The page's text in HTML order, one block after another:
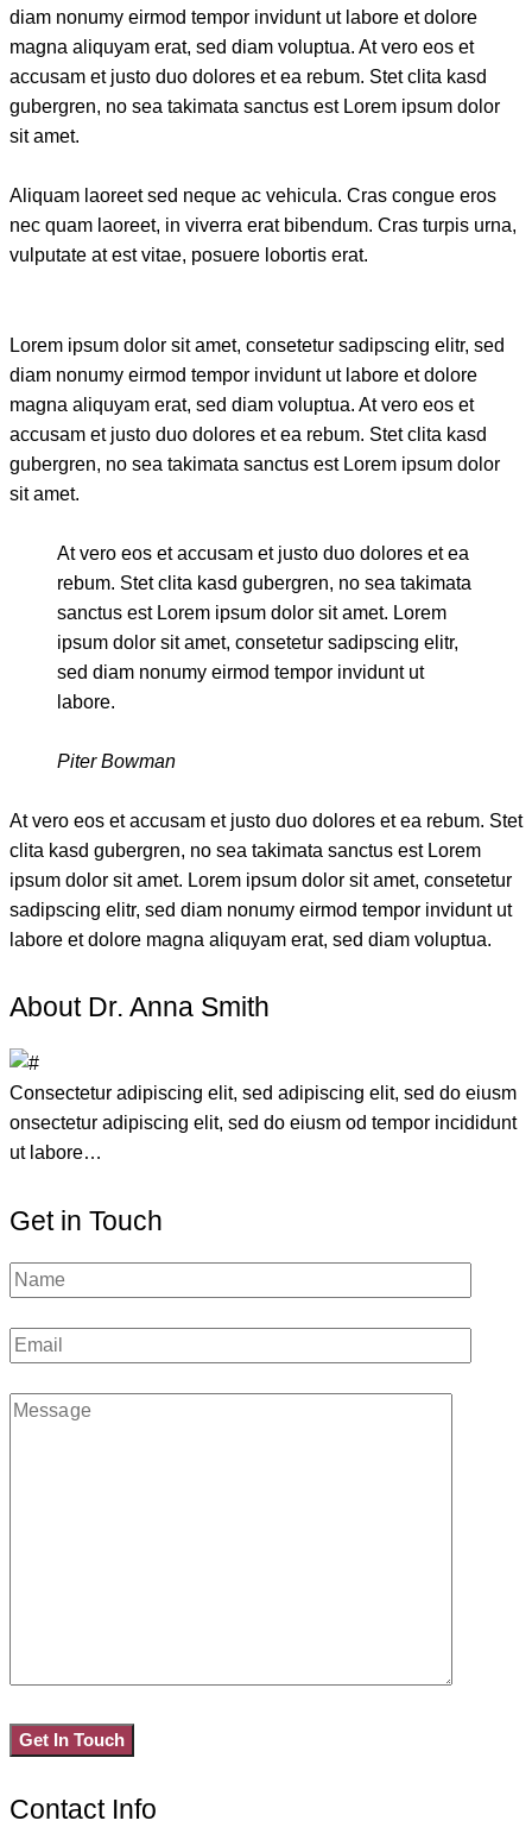
diam nonumy eirmod tempor invidunt ut labore et dolore
magna aliquyam erat, sed diam voluptua. At vero eos et
accusam et justo duo dolores et ea rebum. Stet clita kasd
gubergren, no sea takimata sanctus est Lorem ipsum dolor
sit amet.
Aliquam laoreet sed neque ac vehicula. Cras congue eros
nec quam laoreet, in viverra erat bibendum. Cras turpis urna,
vulputate at est vitae, posuere lobortis erat.
Lorem ipsum dolor sit amet, consetetur sadipscing elitr, sed
diam nonumy eirmod tempor invidunt ut labore et dolore
magna aliquyam erat, sed diam voluptua. At vero eos et
accusam et justo duo dolores et ea rebum. Stet clita kasd
gubergren, no sea takimata sanctus est Lorem ipsum dolor
sit amet.
At vero eos et accusam et justo duo dolores et ea
rebum. Stet clita kasd gubergren, no sea takimata
sanctus est Lorem ipsum dolor sit amet. Lorem
ipsum dolor sit amet, consetetur sadipscing elitr,
sed diam nonumy eirmod tempor invidunt ut
labore.
Piter Bowman
At vero eos et accusam et justo duo dolores et ea rebum. Stet
clita kasd gubergren, no sea takimata sanctus est Lorem
ipsum dolor sit amet. Lorem ipsum dolor sit amet, consetetur
sadipscing elitr, sed diam nonumy eirmod tempor invidunt ut
labore et dolore magna aliquyam erat, sed diam voluptua.
About Dr. Anna Smith
Consectetur adipiscing elit, sed adipiscing elit, sed do eiusm
onsectetur adipiscing elit, sed do eiusm od tempor incididunt
ut labore…
Get in Touch
Contact Info